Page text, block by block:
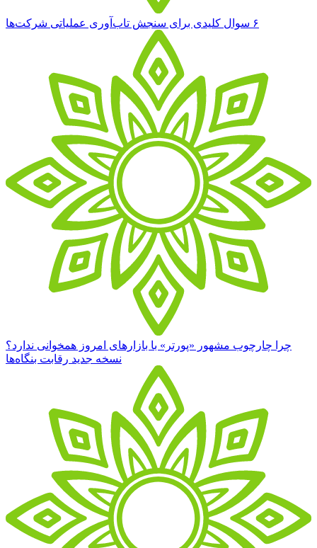
۶ سوال کلیدی برای سنجش تاب‌آوری عملیاتی شرکت‌ها
چرا چارچوب مشهور «پورتر» با بازارهای امروز همخوانی ندارد؟
نسخه جدید رقابت‌ بنگاه‌ها